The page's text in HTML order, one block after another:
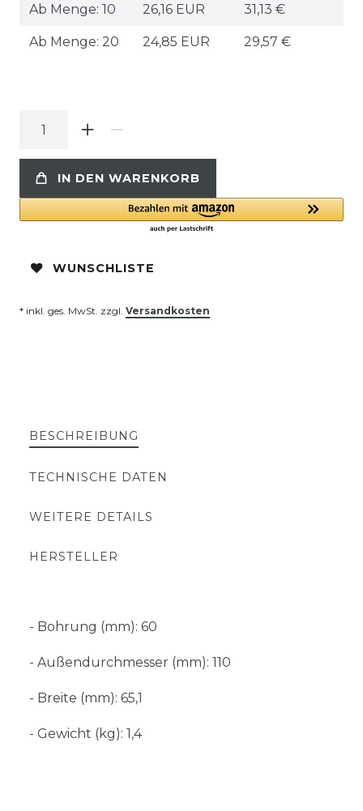
Ab Menge: 10 26,16 EUR 31,13 €
Ab Menge: 20 24,85 EUR 29,57 €
IN DEN WARENKORB
WUNSCHLISTE
* inkl. ges. MwSt. zzgl. Versandkosten
BESCHREIBUNG
TECHNISCHE DATEN
WEITERE DETAILS
HERSTELLER
- Bohrung (mm): 60
- Außendurchmesser (mm): 110
- Breite (mm): 65,1
- Gewicht (kg): 1,4